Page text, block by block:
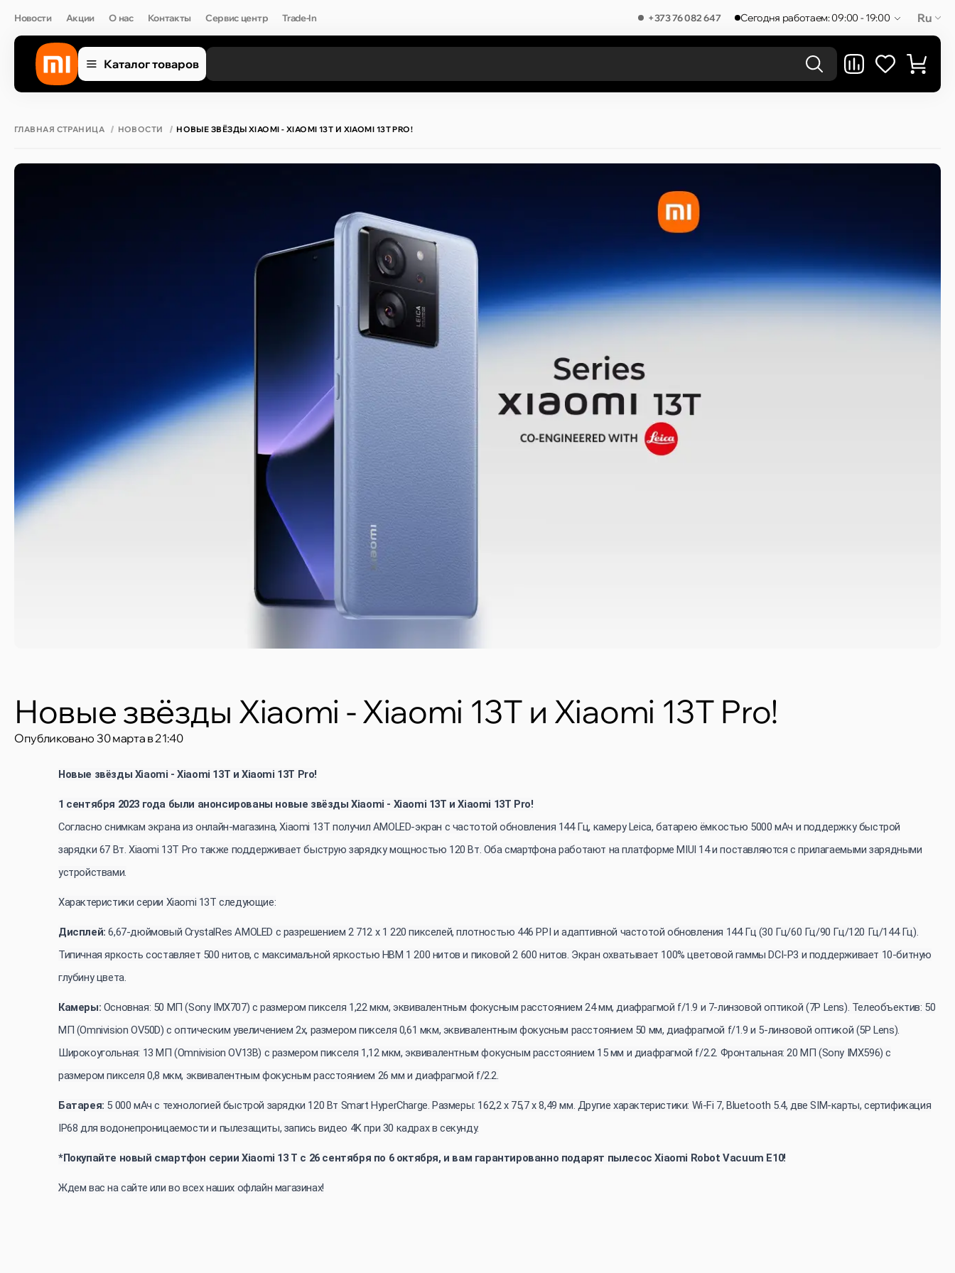
Новости Акции О нас Контакты Сервис центр Trade-In +373 76 082 647 Сегодня работаем: 09:00 - 19:00 Ru
Каталог товаров
ГЛАВНАЯ СТРАНИЦА НОВОСТИ НОВЫЕ ЗВЁЗДЫ XIAOMI - XIAOMI 13T И XIAOMI 13T PRO!
Новые звёзды Xiaomi - Xiaomi 13T и Xiaomi 13T Pro!
Опубликовано 30 марта в 21:40
Новые звёзды Xiaomi - Xiaomi 13T и Xiaomi 13T Pro!
1 сентября 2023 года были анонсированы новые звёзды Xiaomi - Xiaomi 13T и Xiaomi 13T Pro!
Согласно снимкам экрана из онлайн-магазина, Xiaomi 13T получил AMOLED-экран с частотой обновления 144 Гц, камеру Leica, батарею ёмкостью 5000 мАч и поддержку быстрой
зарядки 67 Вт. Xiaomi 13T Pro также поддерживает быструю зарядку мощностью 120 Вт. Оба смартфона работают на платформе MIUI 14 и поставляются с прилагаемыми зарядными
устройствами.
Характеристики серии Xiaomi 13T следующие:
Дисплей:6,67-дюймовый CrystalRes AMOLED с разрешением 2 712 x 1 220 пикселей, плотностью 446 PPI и адаптивной частотой обновления 144 Гц (30 Гц/60 Гц/90 Гц/120 Гц/144 Гц).
Типичная яркость составляет 500 нитов, с максимальной яркостью HBM 1 200 нитов и пиковой 2 600 нитов. Экран охватывает 100% цветовой гаммы DCI-P3 и поддерживает 10-битную
глубину цвета.
Камеры: Основная: 50 МП (Sony IMX707) с размером пикселя 1,22 мкм, эквивалентным фокусным расстоянием 24 мм, диафрагмой f/1.9 и 7-линзовой оптикой (7P Lens). Телеобъектив: 50
МП (Omnivision OV50D) с оптическим увеличением 2x, размером пикселя 0,61 мкм, эквивалентным фокусным расстоянием 50 мм, диафрагмой f/1.9 и 5-линзовой оптикой (5P Lens).
Широкоугольная: 13 МП (Omnivision OV13B) с размером пикселя 1,12 мкм, эквивалентным фокусным расстоянием 15 мм и диафрагмой f/2.2. Фронтальная: 20 МП (Sony IMX596) с
размером пикселя 0,8 мкм, эквивалентным фокусным расстоянием 26 мм и диафрагмой f/2.2.
Батарея: 5 000 мАч с технологией быстрой зарядки 120 Вт Smart HyperCharge. Размеры: 162,2 x 75,7 x 8,49 мм. Другие характеристики: Wi-Fi 7, Bluetooth 5.4, две SIM-карты, сертификация
IP68 для водонепроницаемости и пылезащиты, запись видео 4K при 30 кадрах в секунду.
*Покупайте новый смартфон серии Xiaomi 13 T с 26 сентября по 6 октября, и вам гарантированно подарят пылесос Xiaomi Robot Vacuum E10!
Ждем вас на сайте или во всех наших офлайн магазинах!